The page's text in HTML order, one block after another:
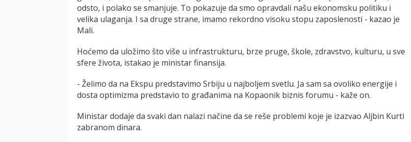
odsto, i polako se smanjuje. To pokazuje da smo opravdali našu ekonomsku politiku i
velika ulaganja. I sa druge strane, imamo rekordno visoku stopu zaposlenosti - kazao je
Mali.
Hoćemo da uložimo što više u infrastrukturu, brze pruge, škole, zdravstvo, kulturu, u sve
sfere života, istakao je ministar finansija.
- Želimo da na Ekspu predstavimo Srbiju u najboljem svetlu. Ja sam sa ovoliko energije i
dosta optimizma predstavio to građanima na Kopaonik biznis forumu - kaže on.
Ministar dodaje da svaki dan nalazi načine da se reše problemi koje je izazvao Aljbin Kurti
zabranom dinara.